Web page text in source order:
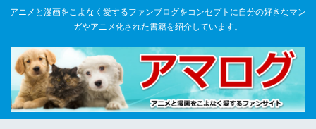
アニメと漫画をこよなく愛するファンブログをコンセプトに自分の好きなマン
ガやアニメ化された書籍を紹介しています。